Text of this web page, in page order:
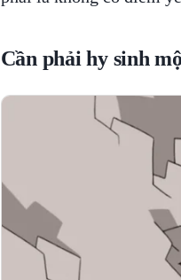
Cần phải hy sinh